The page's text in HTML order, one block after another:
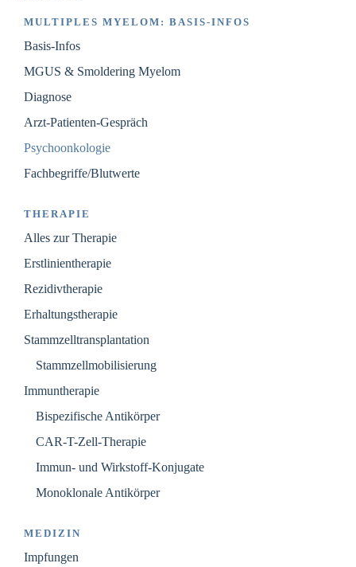
MULTIPLES MYELOM: BASIS-INFOS
Basis-Infos
MGUS & Smoldering Myelom
Diagnose
Arzt-Patienten-Gespräch
Psychoonkologie
Fachbegriffe/Blutwerte
THERAPIE
Alles zur Therapie
Erstlinientherapie
Rezidivtherapie
Erhaltungstherapie
Stammzelltransplantation
Stammzellmobilisierung
Immuntherapie
Bispezifische Antikörper
CAR-T-Zell-Therapie
Immun- und Wirkstoff-Konjugate
Monoklonale Antikörper
MEDIZIN
Impfungen